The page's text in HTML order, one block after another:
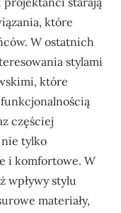
które
W ostatnich
stylami
które
częściej
tylko
i komfortowe. W
wpływy stylu
materiały,